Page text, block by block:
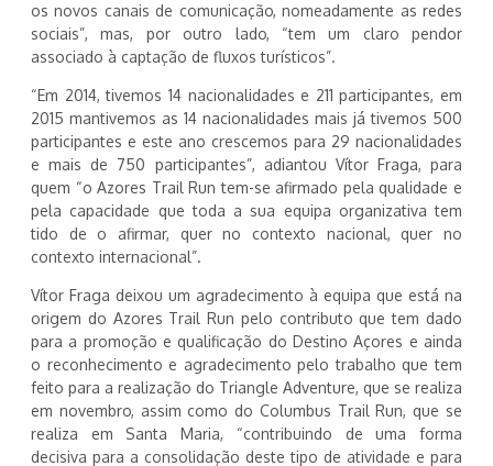
os novos canais de comunicação, nomeadamente as redes
sociais”, mas, por outro lado, “tem um claro pendor
associado à captação de fluxos turísticos”.
“Em 2014, tivemos 14 nacionalidades e 211 participantes, em
2015 mantivemos as 14 nacionalidades mais já tivemos 500
participantes e este ano crescemos para 29 nacionalidades
e mais de 750 participantes”, adiantou Vítor Fraga, para
quem “o Azores Trail Run tem-se afirmado pela qualidade e
pela capacidade que toda a sua equipa organizativa tem
tido de o afirmar, quer no contexto nacional, quer no
contexto internacional”.
Vítor Fraga deixou um agradecimento à equipa que está na
origem do Azores Trail Run pelo contributo que tem dado
para a promoção e qualificação do Destino Açores e ainda
o reconhecimento e agradecimento pelo trabalho que tem
feito para a realização do Triangle Adventure, que se realiza
em novembro, assim como do Columbus Trail Run, que se
realiza em Santa Maria, “contribuindo de uma forma
decisiva para a consolidação deste tipo de atividade e para